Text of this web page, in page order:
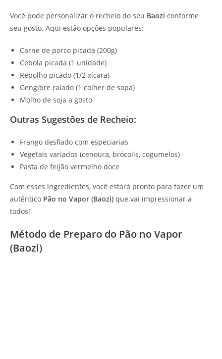
Você pode personalizar o recheio do seu Baozi conforme
seu gosto. Aqui estão opções populares:
Carne de porco picada (200g)
Cebola picada (1 unidade)
Repolho picado (1/2 xícara)
Gengibre ralado (1 colher de sopa)
Molho de soja a gosto
Outras Sugestões de Recheio:
Frango desfiado com especiarias
Vegetais variados (cenoura, brócolis, cogumelos)
Pasta de feijão vermelho doce
Com esses ingredientes, você estará pronto para fazer um
autêntico Pão no Vapor (Baozi) que vai impressionar a
todos!
Método de Preparo do Pão no Vapor
(Baozi)